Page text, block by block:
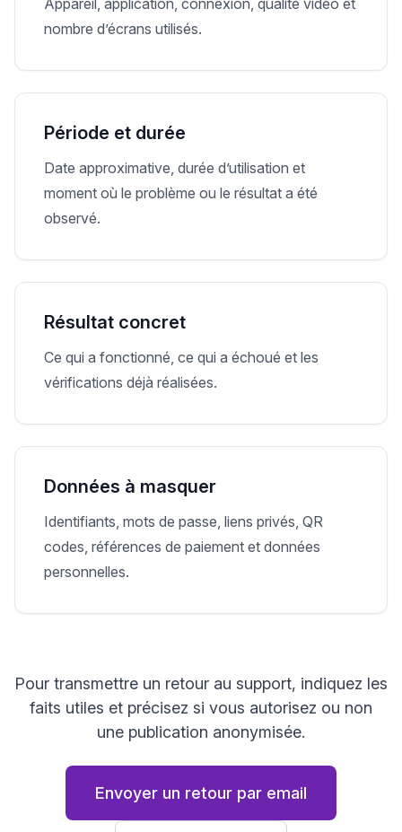
Appareil, application, connexion, qualité vidéo et
nombre d’écrans utilisés.
Période et durée
Date approximative, durée d’utilisation et
moment où le problème ou le résultat a été
observé.
Résultat concret
Ce qui a fonctionné, ce qui a échoué et les
vérifications déjà réalisées.
Données à masquer
Identifiants, mots de passe, liens privés, QR
codes, références de paiement et données
personnelles.
Pour transmettre un retour au support, indiquez les
faits utiles et précisez si vous autorisez ou non
une publication anonymisée.
Envoyer un retour par email